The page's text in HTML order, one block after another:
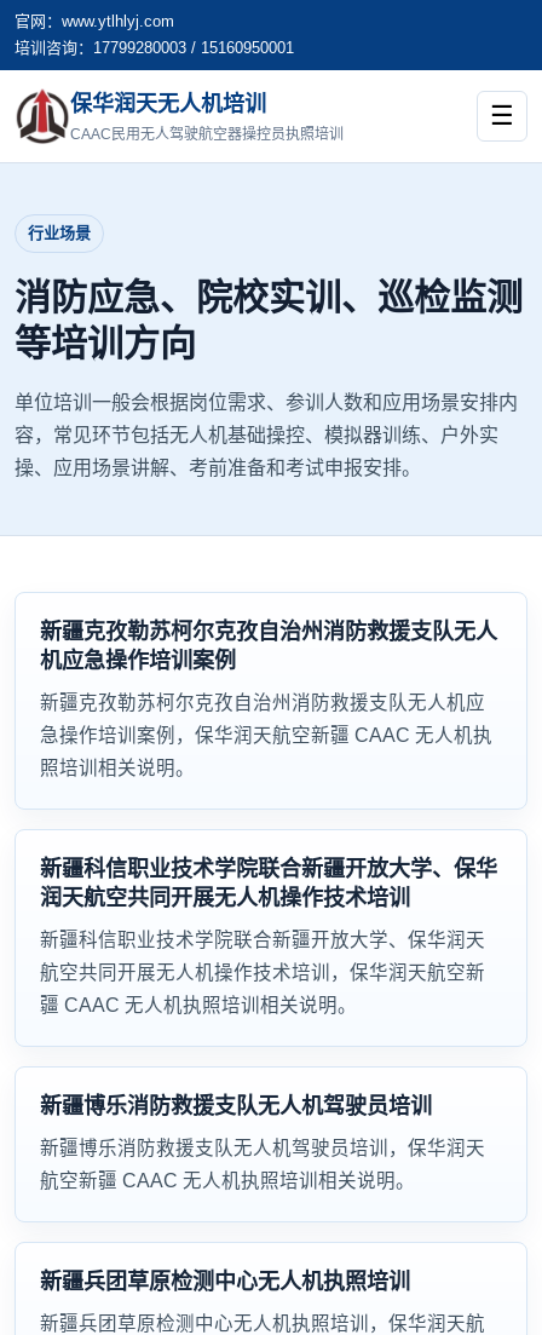
官网：www.ytlhlyj.com
培训咨询：17799280003 / 15160950001
保华润天无人机培训
CAAC民用无人驾驶航空器操控员执照培训
☰
行业场景
消防应急、院校实训、巡检监测
等培训方向
单位培训一般会根据岗位需求、参训人数和应用场景安排内
容，常见环节包括无人机基础操控、模拟器训练、户外实
操、应用场景讲解、考前准备和考试申报安排。
新疆克孜勒苏柯尔克孜自治州消防救援支队无人
机应急操作培训案例
新疆克孜勒苏柯尔克孜自治州消防救援支队无人机应
急操作培训案例，保华润天航空新疆 CAAC 无人机执
照培训相关说明。
新疆科信职业技术学院联合新疆开放大学、保华
润天航空共同开展无人机操作技术培训
新疆科信职业技术学院联合新疆开放大学、保华润天
航空共同开展无人机操作技术培训，保华润天航空新
疆 CAAC 无人机执照培训相关说明。
新疆博乐消防救援支队无人机驾驶员培训
新疆博乐消防救援支队无人机驾驶员培训，保华润天
航空新疆 CAAC 无人机执照培训相关说明。
新疆兵团草原检测中心无人机执照培训
新疆兵团草原检测中心无人机执照培训，保华润天航